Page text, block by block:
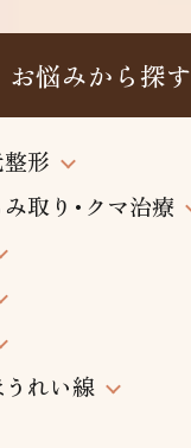
お悩みから探す
形
取り･クマ治療
れい線